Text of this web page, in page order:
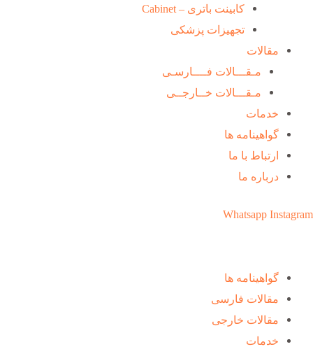
کابینت باتری – Cabinet
تجهیزات پزشکی
مقالات
مـقـــالات فــــارسـی
مـقـــالات خــارجــی
خدمات
گواهینامه ها
ارتباط با ما
درباره ما
Whatsapp Instagram
گواهینامه ها
مقالات فارسی
مقالات خارجی
خدمات